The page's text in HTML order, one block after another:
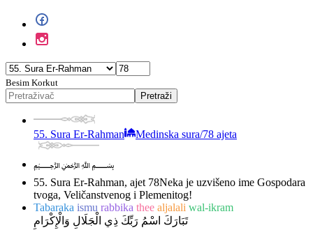
Besim Korkut
Pretraži
55. Sura Er-Rahman Medinska sura/78 ajeta
﷽
55. Sura Er-Rahman, ajet 78Neka je uzvišeno ime Gospodara
tvoga, Veličanstvenog i Plemenitog!
Tabaraka ismu rabbika thee aljalali wal-ikram
تَبَارَكَ اسْمُ رَبِّكَ ذِي الْجَلَالِ وَالْإِكْرَامِ